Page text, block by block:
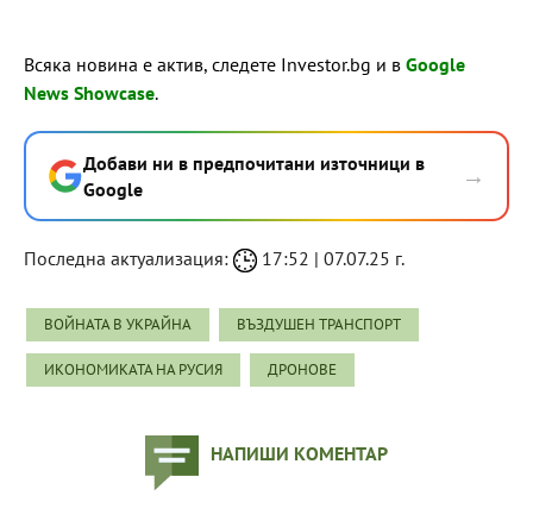
Всяка новина е актив, следете Investor.bg и в Google
News Showcase.
Добави ни в предпочитани източници в
Google
→
Последна актуализация: 17:52 | 07.07.25 г.
ВОЙНАТА В УКРАЙНА ВЪЗДУШЕН ТРАНСПОРТ
ИКОНОМИКАТА НА РУСИЯ ДРОНОВЕ
НАПИШИ КОМЕНТАР